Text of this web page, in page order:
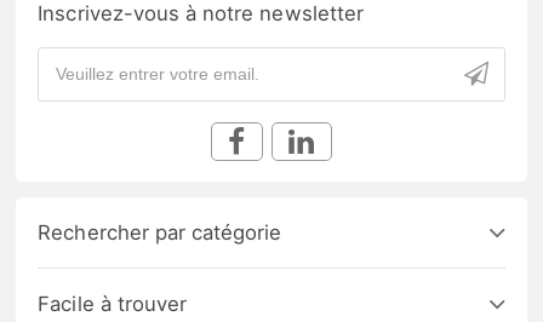
Inscrivez-vous à notre newsletter
Rechercher par catégorie
Facile à trouver